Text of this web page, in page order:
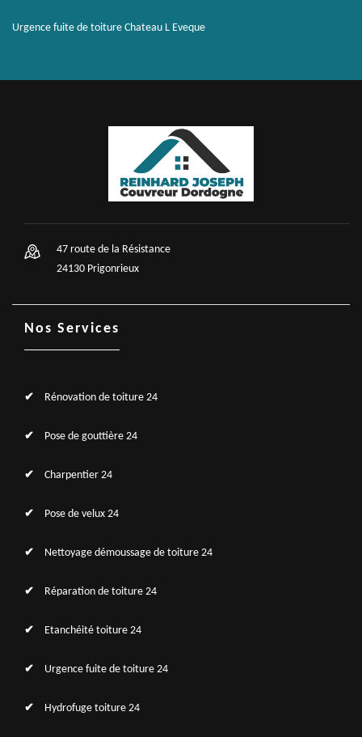
Urgence fuite de toiture Chateau L Eveque
47 route de la Résistance
24130 Prigonrieux
Nos Services
Rénovation de toiture 24
Pose de gouttière 24
Charpentier 24
Pose de velux 24
Nettoyage démoussage de toiture 24
Réparation de toiture 24
Etanchéité toiture 24
Urgence fuite de toiture 24
Hydrofuge toiture 24